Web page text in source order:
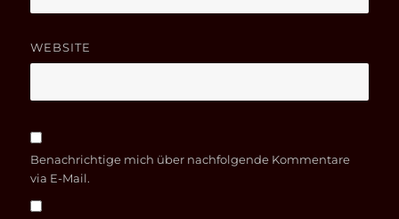
WEBSITE
Benachrichtige mich über nachfolgende Kommentare
via E-Mail.